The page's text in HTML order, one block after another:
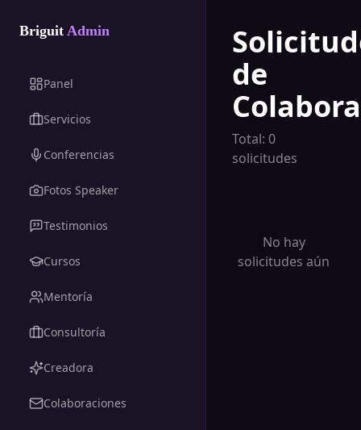
Briguit Admin
Panel
Servicios
Conferencias
Fotos Speaker
Testimonios
Cursos
Mentoría
Consultoría
Creadora
Colaboraciones
de
Total: 0
solicitudes
No hay
solicitudes aún